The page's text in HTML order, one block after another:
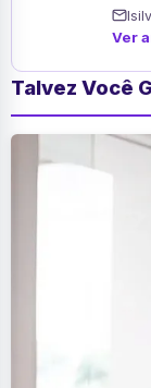
Ver
Talvez Você